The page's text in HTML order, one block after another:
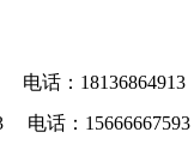
电话： 18136864913
电话： 15666667593